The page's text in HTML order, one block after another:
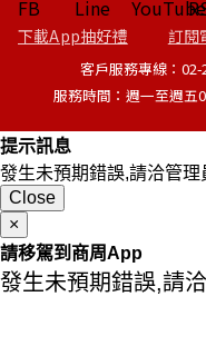
下載App抽好禮 訂閱
客戶服務專線：
服務時間：週一至週五
提示訊息
發生未預期錯誤,請洽管理
Close
×
請移駕到商周App
發生未預期錯誤,請